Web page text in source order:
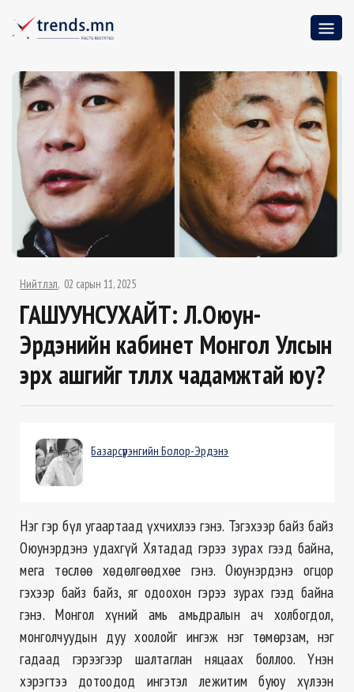
Нийтлэл 02 сарын 11, 2025
ГАШУУНСУХАЙТ: Л.Оюун-
Эрдэнийн кабинет Монгол Улсын
эрх ашгийг төлөөлөх чадамжтай юу?
Базарсүрэнгийн Болор-Эрдэнэ
Нэг гэр бүл угаартаад үхчихлээ гэнэ. Тэгэхээр байз байз
Оюунэрдэнэ удахгүй Хятадад гэрээ зурах гээд байна,
мега төслөө хөдөлгөөдхөе гэнэ. Оюунэрдэнэ огцор
гэхээр байз байз, яг одоохон гэрээ зурах гээд байна
гэнэ. Монгол хүний амь амьдралын ач холбогдол,
монголчуудын дуу хоолойг ингэж нэг төмөрзам, нэг
гадаад гэрээгээр шалтаглан няцаах боллоо. Үнэн
хэрэгтээ дотоодод ингэтэл лежитим буюу хүлээн